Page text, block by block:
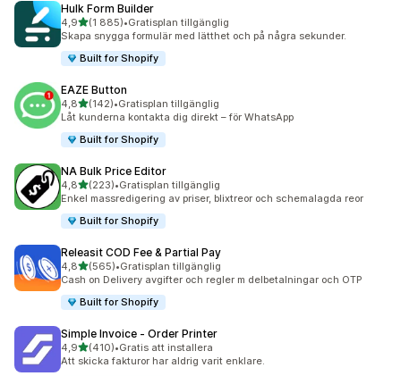
Hulk Form Builder
4,9av 5 stjärnor
(1 885)
1885 recensioner totalt
•Gratisplan tillgänglig
Skapa snygga formulär med lätthet och på några sekunder.
Built for Shopify
EAZE Button
4,8av 5 stjärnor
(142)
142 recensioner totalt
•Gratisplan tillgänglig
Låt kunderna kontakta dig direkt – för WhatsApp
Built for Shopify
NA Bulk Price Editor
4,8av 5 stjärnor
(223)
223 recensioner totalt
•Gratisplan tillgänglig
Enkel massredigering av priser, blixtreor och schemalagda reor
Built for Shopify
Releasit COD Fee & Partial Pay
4,8av 5 stjärnor
(565)
565 recensioner totalt
•Gratisplan tillgänglig
Cash on Delivery avgifter och regler m delbetalningar och OTP
Built for Shopify
Simple Invoice ‑ Order Printer
4,9av 5 stjärnor
(410)
410 recensioner totalt
•Gratis att installera
Att skicka fakturor har aldrig varit enklare.